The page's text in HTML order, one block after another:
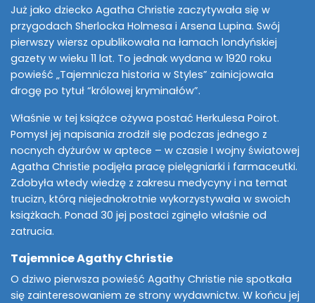
Już jako dziecko Agatha Christie zaczytywała się w
przygodach Sherlocka Holmesa i Arsena Lupina. Swój
pierwszy wiersz opublikowała na łamach londyńskiej
gazety w wieku 11 lat. To jednak wydana w 1920 roku
powieść „Tajemnicza historia w Styles” zainicjowała
drogę po tytuł “królowej kryminałów”.
Właśnie w tej książce ożywa postać Herkulesa Poirot.
Pomysł jej napisania zrodził się podczas jednego z
nocnych dyżurów w aptece – w czasie I wojny światowej
Agatha Christie podjęła pracę pielęgniarki i farmaceutki.
Zdobyła wtedy wiedzę z zakresu medycyny i na temat
trucizn, którą niejednokrotnie wykorzystywała w swoich
książkach. Ponad 30 jej postaci zginęło właśnie od
zatrucia.
Tajemnice Agathy Christie
O dziwo pierwsza powieść Agathy Christie nie spotkała
się zainteresowaniem ze strony wydawnictw. W końcu jej